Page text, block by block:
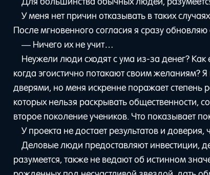
У меня нет причин отказывать в таких
После мгновенного согласия я сразу обновляю
— Ничего их не учит…
Неужели люди сходят с ума из-за денег?
когда эгоистично потакают своим желаниям?
дверями, но меня искренне поражает степень
которых нельзя раскрывать общественности,
второе поколение учеников. Что показывает
У проекта не достает результатов и
Деловые люди предоставляют инвестиции,
разумеется, также не ведают об истинном